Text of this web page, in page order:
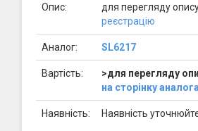
Опис:
для перегляду
реєстрацію
Аналог: SL6217
Вартість:
>для перегляду
на сторінку аналога
Наявність: Наявність